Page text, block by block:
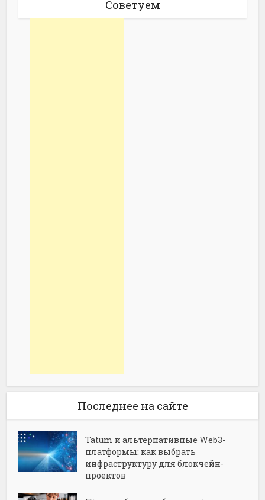
Советуем
Последнее на сайте
Tatum и альтернативные Web3-
платформы: как выбрать
инфраструктуру для блокчейн-
проектов